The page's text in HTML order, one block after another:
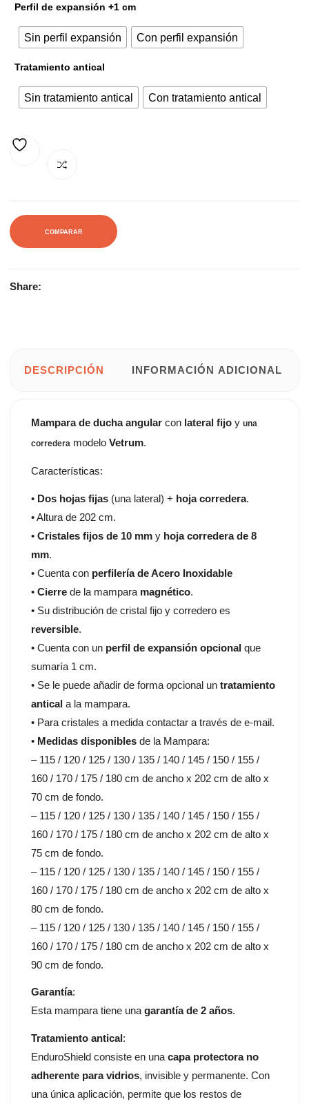
Perfil de expansión +1 cm
Sin perfil expansión Con perfil expansión
Tratamiento antical
Sin tratamiento antical Con tratamiento antical
COMPARAR
Share:
DESCRIPCIÓN INFORMACIÓN ADICIONAL
Mampara de ducha angularcon lateral fijo yuna
corredera modeloVetrum.
Características:
• Dos hojas fijas (una lateral) + hoja corredera.
• Altura de 202 cm.
•Cristales fijos de 10 mm y hoja corredera de 8
mm.
• Cuenta con perfilería de Acero Inoxidable
•Cierre de la mampara magnético.
• Su distribución de cristal fijo y corredero es
reversible.
• Cuenta con un perfil de expansión opcional que
sumaría 1 cm.
• Se le puede añadir de forma opcional untratamiento
antical a la mampara.
• Para cristales a medida contactar a través de e-mail.
• Medidas disponibles de la Mampara:
– 115 / 120 / 125 / 130 / 135 / 140 / 145 / 150 / 155 /
160 / 170 / 175 / 180 cm de ancho x 202 cm de alto x
70 cm de fondo.
– 115 / 120 / 125 / 130 / 135 / 140 / 145 / 150 / 155 /
160 / 170 / 175 / 180 cm de ancho x 202 cm de alto x
75 cm de fondo.
– 115 / 120 / 125 / 130 / 135 / 140 / 145 / 150 / 155 /
160 / 170 / 175 / 180 cm de ancho x 202 cm de alto x
80 cm de fondo.
– 115 / 120 / 125 / 130 / 135 / 140 / 145 / 150 / 155 /
160 / 170 / 175 / 180 cm de ancho x 202 cm de alto x
90 cm de fondo.
Garantía:
Esta mampara tiene una garantía de 2 años.
Tratamiento antical:
EnduroShield consiste en unacapa protectora no
adherente para vidrios, invisible y permanente. Con
una única aplicación, permite que los restos de